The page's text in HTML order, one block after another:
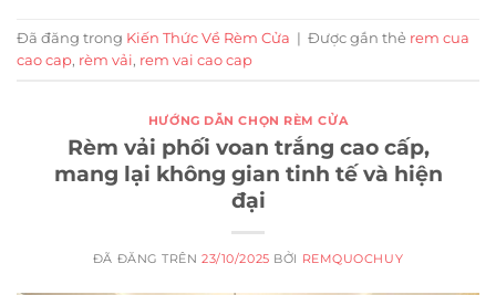
Đã đăng trong Kiến Thức Về Rèm Cửa | Được gắn thẻ rem cua
cao cap, rèm vải, rem vai cao cap
HƯỚNG DẪN CHỌN RÈM CỬA
Rèm vải phối voan trắng cao cấp,
mang lại không gian tinh tế và hiện
đại
ĐÃ ĐĂNG TRÊN23/10/2025 BỞI REMQUOCHUY